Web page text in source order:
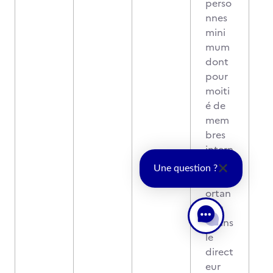
perso
nnes
mini
mum
dont
pour
moiti
é de
mem
bres
intern
es et
ortan
t au
moins
le
direct
eur
Une question ?